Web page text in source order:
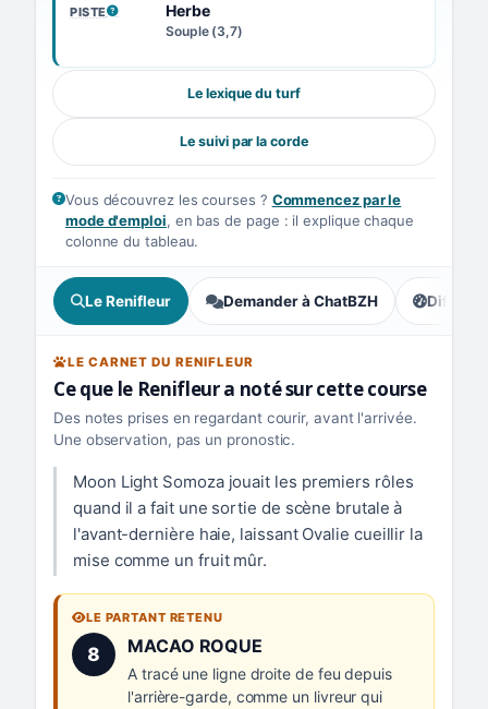
PISTE
, VOIR LA DÉFINITION
Herbe
Souple (3,7)
Le lexique du turf
Le suivi par la corde
Vous découvrez les courses ? Commencez par le
mode d'emploi, en bas de page : il explique chaque
colonne du tableau.
Le Renifleur Demander à ChatBZH , écart :
LE CARNET DU RENIFLEUR
Ce que le Renifleur a noté sur cette course
Des notes prises en regardant courir, avant l'arrivée.
Une observation, pas un pronostic.
Moon Light Somoza jouait les premiers rôles
quand il a fait une sortie de scène brutale à
l'avant-dernière haie, laissant Ovalie cueillir la
mise comme un fruit mûr.
LE PARTANT RETENU
8 Numéro 8 :
MACAO ROQUE
A tracé une ligne droite de feu depuis
l'arrière-garde, comme un livreur qui